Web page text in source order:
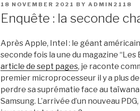
POSTED
18 NOVEMBER 2021 BY ADMIN2118
Enquête : la seconde
Après Apple, Intel : le géant américain
seconde fois la une du magazine “Les
article de sept pages, je raconte
premier microprocesseur il y a plus
perdre sa suprématie face au
Samsung. L’arrivée d’un nouveau